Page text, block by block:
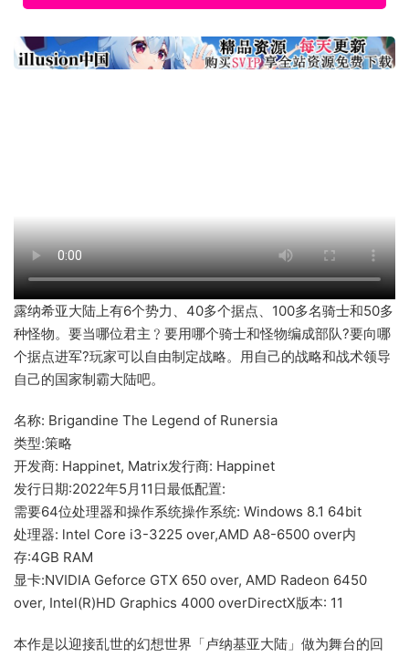
露纳希亚大陆上有6个势力、40多个据点、100多名骑士和50多
种怪物。要当哪位君主﹖要用哪个骑士和怪物编成部队?要向哪
个据点进军?玩家可以自由制定战略。用自己的战略和战术领导
自己的国家制霸大陆吧。
名称: Brigandine The Legend of Runersia
类型:策略
开发商: Happinet, Matrix发行商: Happinet
发行日期:2022年5月11日最低配置:
需要64位处理器和操作系统操作系统: Windows 8.1 64bit
处理器: lntel Core i3-3225 over,AMD A8-6500 over内
存:4GB RAM
显卡:NVIDIA Geforce GTX 650 over, AMD Radeon 6450
over, Intel(R)HD Graphics 4000 overDirectX版本: 11
本作是以迎接乱世的幻想世界「卢纳基亚大陆」做为舞台的回